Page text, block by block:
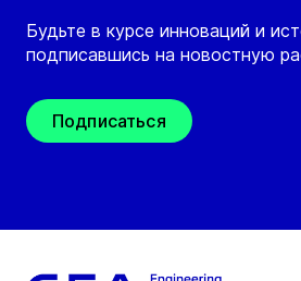
Будьте в курсе инноваций и
подписавшись на новостную
Подписаться